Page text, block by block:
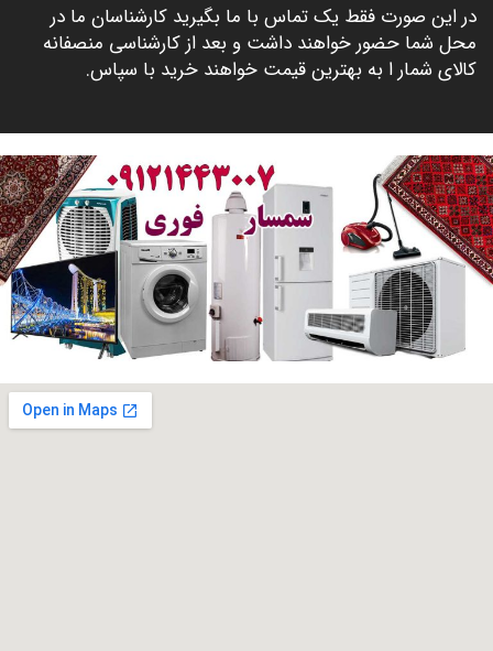
در این صورت فقط یک تماس با ما بگیرید کارشناسان ما در
محل شما حضور خواهند داشت و بعد از کارشناسی منصفانه
کالای شمار ا به بهترین قیمت خواهند خرید با سپاس.